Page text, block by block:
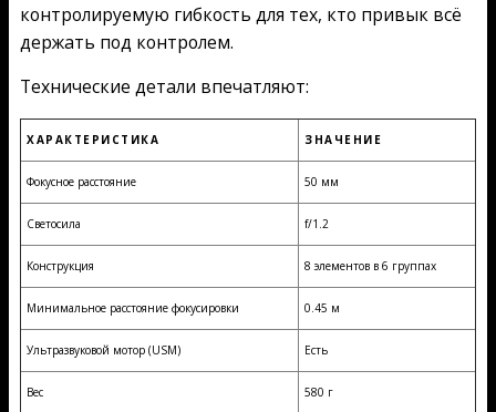
контролируемую гибкость для тех, кто привык всё
держать под контролем.
Технические детали впечатляют:
ХАРАКТЕРИСТИКА ЗНАЧЕНИЕ
Фокусное расстояние 50 мм
Светосила f/1.2
Конструкция 8 элементов в 6 группах
Минимальное расстояние фокусировки 0.45 м
Ультразвуковой мотор (USM) Есть
Вес 580 г